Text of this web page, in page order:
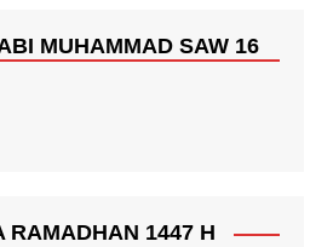
MUHAMMAD SAW 16
RAMADHAN 1447 H